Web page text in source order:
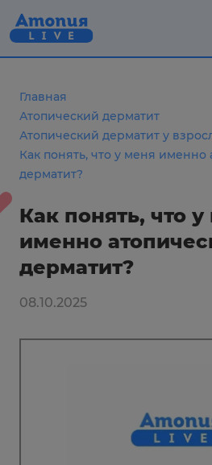
Главная
Атопический дерматит
Атопический дерматит у
Как понять, что у меня именно
дерматит?
Как понять, что
именно
дерматит?
08.10.2025